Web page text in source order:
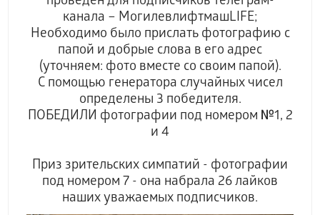
канала – МогилевлифтмашLIFE;
Необходимо было прислать фотографию с
папой и добрые слова в его адрес
(уточняем: фото вместе со своим папой).
С помощью генератора случайных чисел
определены 3 победителя.
ПОБЕДИЛИ фотографии под номером №1, 2
и 4
Приз зрительских симпатий - фотографии
под номером 7 - она набрала 26 лайков
наших уважаемых подписчиков.